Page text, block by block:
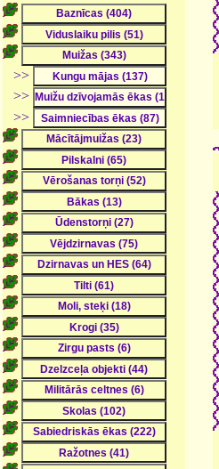
>>
>>
>>